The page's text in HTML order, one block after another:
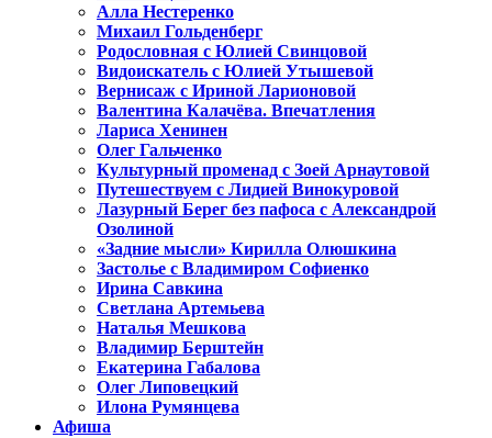
Алла Нестеренко
Михаил Гольденберг
Родословная с Юлией Свинцовой
Видоискатель с Юлией Утышевой
Вернисаж с Ириной Ларионовой
Валентина Калачёва. Впечатления
Лариса Хенинен
Олег Гальченко
Культурный променад с Зоей Арнаутовой
Путешествуем с Лидией Винокуровой
Лазурный Берег без пафоса с Александрой
Озолиной
«Задние мысли» Кирилла Олюшкина
Застолье с Владимиром Софиенко
Ирина Савкина
Светлана Артемьева
Наталья Мешкова
Владимир Берштейн
Екатерина Габалова
Олег Липовецкий
Илона Румянцева
Афиша